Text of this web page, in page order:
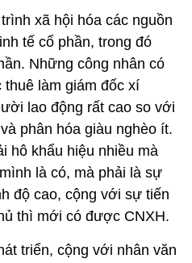
xã hội hóa các nguồn
tế cổ phần, trong đó
Những công nhân có
làm giám đốc xí
lao động rất cao so với
phân hóa giàu nghèo ít.
hô khẩu hiệu nhiều mà
là có, mà phải là sự
độ cao, cộng với sự tiến
thì mới có được CNXH.
triển, cộng với nhân văn